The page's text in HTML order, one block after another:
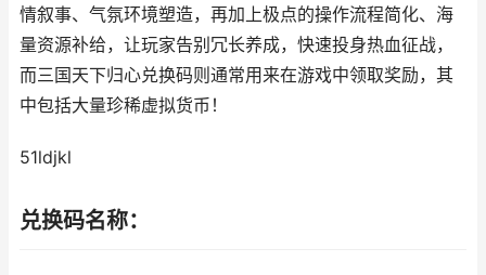
情叙事、气氛环境塑造，再加上极点的操作流程简化、海
量资源补给，让玩家告别冗长养成，快速投身热血征战，
而三国天下归心兑换码则通常用来在游戏中领取奖励，其
中包括大量珍稀虚拟货币！
51ldjkl
兑换码名称：